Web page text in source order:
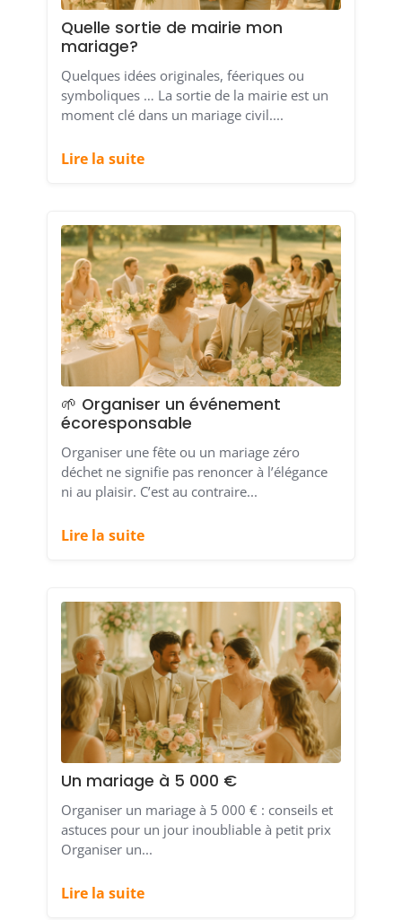
Quelle sortie de mairie mon
mariage?
Quelques idées originales, féeriques ou
symboliques … La sortie de la mairie est un
moment clé dans un mariage civil....
Lire la suite
🌱 Organiser un événement
écoresponsable
Organiser une fête ou un mariage zéro
déchet ne signifie pas renoncer à l’élégance
ni au plaisir. C’est au contraire...
Lire la suite
Un mariage à 5 000 €
Organiser un mariage à 5 000 € : conseils et
astuces pour un jour inoubliable à petit prix
Organiser un...
Lire la suite